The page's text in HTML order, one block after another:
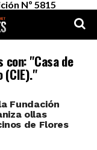
Nº 5815
con: "Casa de
(CIE)."
Fundación
ollas
de Flores